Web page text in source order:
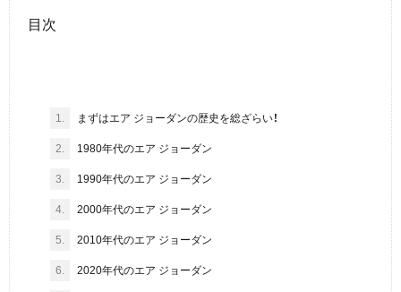
目次
1. まずはエア ジョーダンの歴史を総ざらい！
2. 1980年代のエア ジョーダン
3. 1990年代のエア ジョーダン
4. 2000年代のエア ジョーダン
5. 2010年代のエア ジョーダン
6. 2020年代のエア ジョーダン